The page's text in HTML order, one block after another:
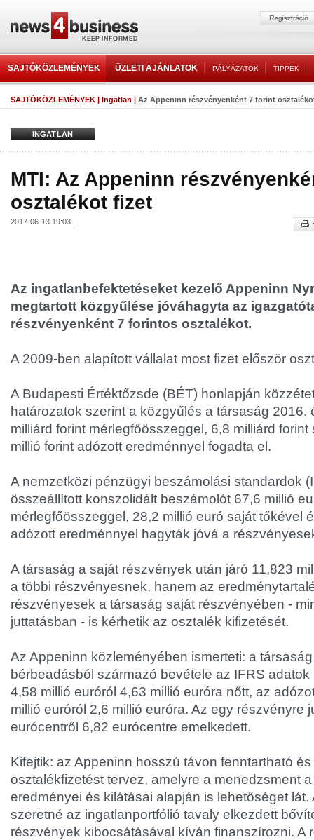
SAJTÓKÖZLEMÉNYEK ÜZLETI AJÁNLATOK PÁLYÁZATOK TIPPEK
SAJTÓKÖZLEMÉNYEK | Ingatlan | Az Appeninn részvényenként 7 forint
INGATLAN
MTI: Az Appeninn
osztalékot fizet
2017-06-13 19:03 |
Az ingatlanbefektetéseket kezelő Appeninn
megtartott közgyűlése jóváhagyta az
részvényenként 7 forintos osztalékot.
A 2009-ben alapított vállalat most fizet először
A Budapesti Értéktőzsde (BÉT) honlapján
határozatok szerint a közgyűlés a társaság 2016.
milliárd forint mérlegfőösszeggel, 6,8 milliárd
millió forint adózott eredménnyel fogadta el.
A nemzetközi pénzügyi beszámolási standardok
összeállított konszolidált beszámolót 67,6 millió
mérlegfőösszeggel, 28,2 millió euró saját tőkével
adózott eredménnyel hagyták jóvá a
A társaság a saját részvények után járó 11,823
a többi részvényesnek, hanem az
részvényesek a társaság saját részvényében -
juttatásban - is kérhetik az osztalék kifizetését.
Az Appeninn közleményében ismerteti: a
bérbeadásból származó bevétele az IFRS
4,58 millió euróról 4,63 millió euróra nőtt, az
millió euróról 2,6 millió euróra. Az egy részvényre
eurócentről 6,82 eurócentre emelkedett.
Kifejtik: az Appeninn hosszú távon fenntartható
osztalékfizetést tervez, amelyre a menedzsment
eredményei és kilátásai alapján is lehetőséget lát.
szeretné az ingatlanportfólió tavaly elkezdett
részvények kibocsátásával kíván finanszírozni. A